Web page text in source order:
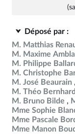
Déposé par :
M. Matthias
M. Maxime
M. Philippe
M. Christophe
M. José Beaurain
M. Théo
M. Bruno Bilde
Mme Sophie
Mme Pascale
Mme Manon